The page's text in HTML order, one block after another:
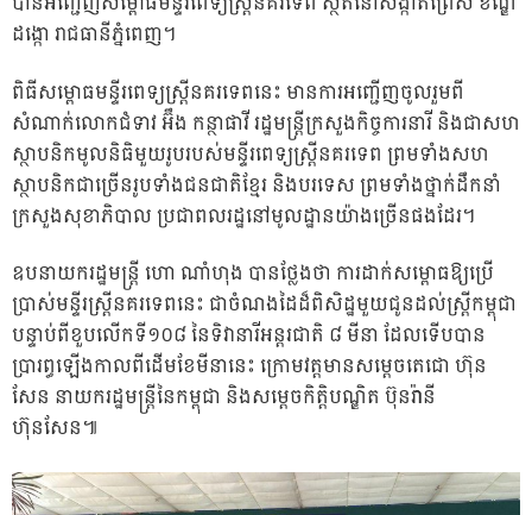
ដង្កោ រាជធានីភ្នំពេញ។
ពិធីសម្ពោធមន្ទីរពេទ្យស្ត្រីនគរទេពនេះ មានការអញ្ជើញចូលរួមពី
សំណាក់លោកជំទាវ អ៊ឹង កន្ថាផាវី រដ្ឋមន្ត្រីក្រសួងកិច្ចការនារី និងជាសហ
ស្ថាបនិកមូលនិធិមួយរូបរបស់មន្ទីរពេទ្យស្ត្រីនគរទេព ព្រមទាំងសហ
ស្ថាបនិកជាច្រើនរូបទាំងជនជាតិខ្មែរ និងបរទេស ព្រមទាំងថ្នាក់ដឹកនាំ
ក្រសួងសុខាភិបាល ប្រជាពលរដ្ឋនៅមូលដ្ឋានយ៉ាងច្រើនផងដែរ។
ឧបនាយករដ្ឋមន្ត្រី ហោ ណាំហុង បានថ្លែងថា ការដាក់សម្ពោធឱ្យប្រើ
ប្រាស់មន្ទីរស្ត្រីនគរទេពនេះ ជាចំណងដៃដ៏ពិសិដ្ឋមួយជូនដល់ស្ត្រីកម្ពុជា
បន្ទាប់ពីខួបលើកទី១០៨ នៃទិវានារីអន្តរជាតិ ៨ មីនា ដែលទើបបាន
ប្រារព្ធឡើងកាលពីដើមខែមីនានេះ ក្រោមវត្តមានសម្តេចតេជោ ហ៊ុន
សែន នាយករដ្ឋមន្ត្រីនៃកម្ពុជា និងសម្តេចកិត្តិបណ្ឌិត ប៊ុនរ៉ានី
ហ៊ុនសែន៕